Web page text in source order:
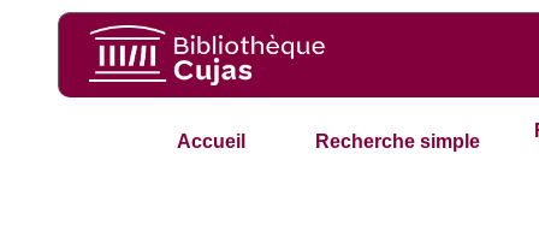
Accueil Recherche simple